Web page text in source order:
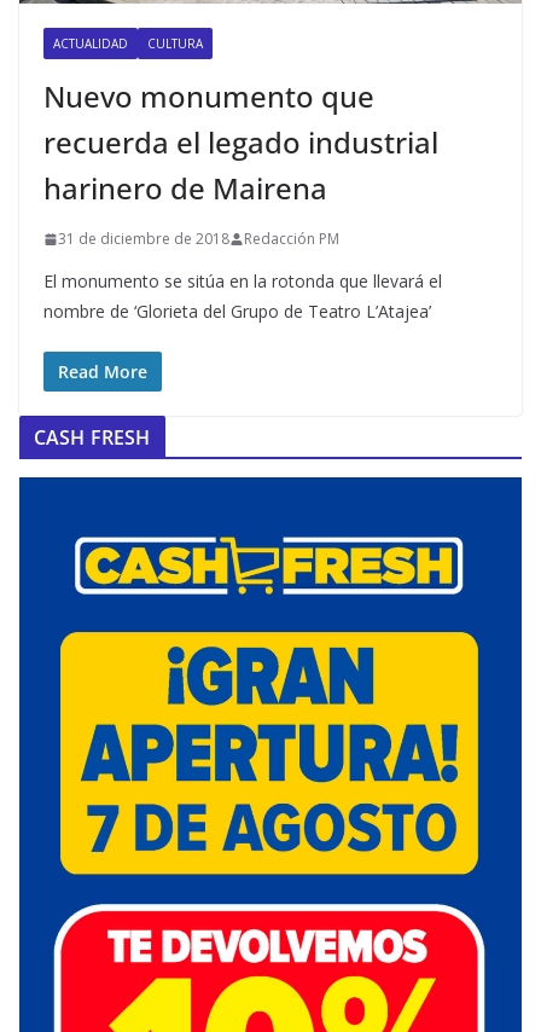
ACTUALIDAD CULTURA
Nuevo monumento que
recuerda el legado industrial
harinero de Mairena
31 de diciembre de 2018 Redacción PM
El monumento se sitúa en la rotonda que llevará el
nombre de ‘Glorieta del Grupo de Teatro L’Atajea’
Read More
CASH FRESH